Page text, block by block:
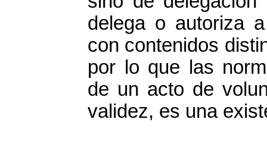
delega o autoriza
con contenidos
por lo que las
de un acto de
validez, es una